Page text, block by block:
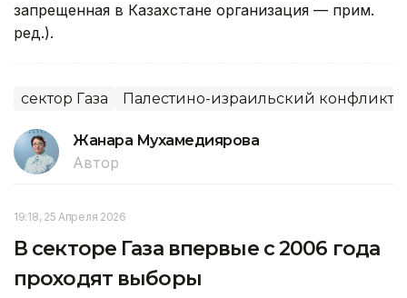
запрещенная в Казахстане организация — прим.
ред.).
сектор Газа Палестино-израильский конфликт
Жанара Мухамедиярова
Автор
19:18, 25 Апреля 2026
В секторе Газа впервые с 2006 года
проходят выборы